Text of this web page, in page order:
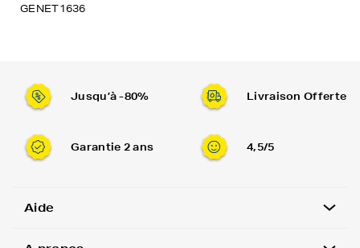
GENET1636
Jusqu’à -80% Livraison Offerte
Garantie 2 ans 4,5/5
Aide